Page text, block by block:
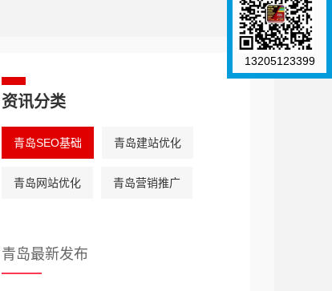
资讯分类
青岛SEO基础 青岛建站优化
青岛网站优化 青岛营销推广
青岛最新发布
13205123399